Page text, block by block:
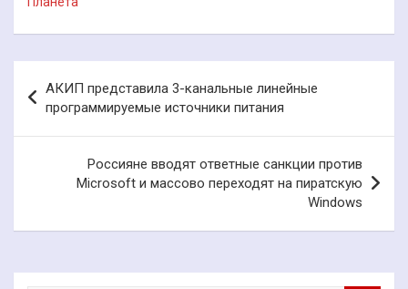
по
записям
АКИП представила 3-канальные линейные
программируемые источники питания
Россияне вводят ответные санкции против
Microsoft и массово переходят на пиратскую
Windows